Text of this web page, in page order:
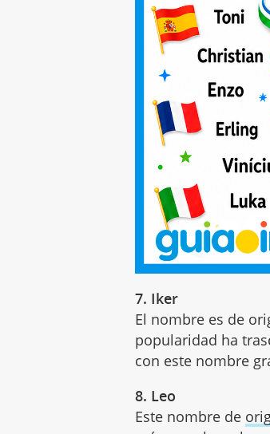
7. Iker
El nombre es de
popularidad ha
con este nombre
8. Leo
Este nombre de